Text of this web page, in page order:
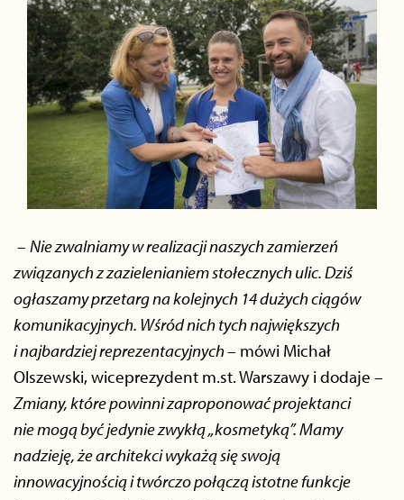
– Nie zwalniamy w realizacji naszych zamierzeń
związanych z zazielenianiem stołecznych ulic. Dziś
ogłaszamy przetarg na kolejnych 14dużych ciągów
komunikacyjnych. Wśród nich tych największych
i najbardziej reprezentacyjnych– mówi Michał
Olszewski, wiceprezydent m.st. Warszawy i dodaje –
Zmiany, które powinni zaproponować projektanci
nie mogą być jedynie zwykłą „kosmetyką”. Mamy
nadzieję, że architekci wykażą się swoją
innowacyjnością i twórczo połączą istotne funkcje